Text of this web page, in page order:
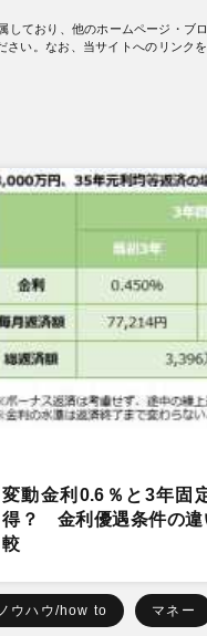
ており、他のホームページ・ブ
い。なお、当サイトへのリンク
変動金利0.6％と3年固
得？ 金利優遇条件の違
較
ノウハウ/how to マネー